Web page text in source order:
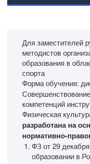
Для заместителей
методистов
образования в
спорта
Форма обучения:
компетенций
Физическая
разработана на
нормативно-
ФЗ от 29
образовании в